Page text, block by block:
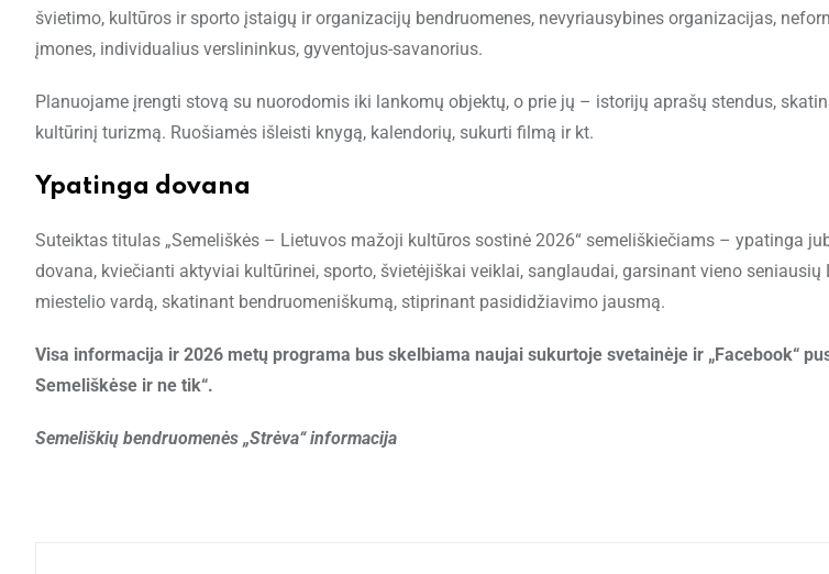
švietimo, kultūros ir sporto įstaigų ir organizacijų bendruomenes, nevyriausybines organizacijas,
įmones, individualius verslininkus, gyventojus-savanorius.
Planuojame įrengti stovą su nuorodomis iki lankomų objektų, o prie jų – istorijų aprašų stendus,
kultūrinį turizmą. Ruošiamės išleisti knygą, kalendorių, sukurti filmą ir kt.
Ypatinga dovana
Suteiktas titulas „Semeliškės – Lietuvos mažoji kultūros sostinė 2026“ semeliškiečiams – ypatinga
dovana, kviečianti aktyviai kultūrinei, sporto, švietėjiškai veiklai, sanglaudai, garsinant vieno seniausių
miestelio vardą, skatinant bendruomeniškumą, stiprinant pasididžiavimo jausmą.
Visa informacija ir 2026 metų programa bus skelbiama naujai sukurtoje svetainėje ir „Facebook“
Semeliškėse ir ne tik“.
Semeliškių bendruomenės „Strėva“ informacija